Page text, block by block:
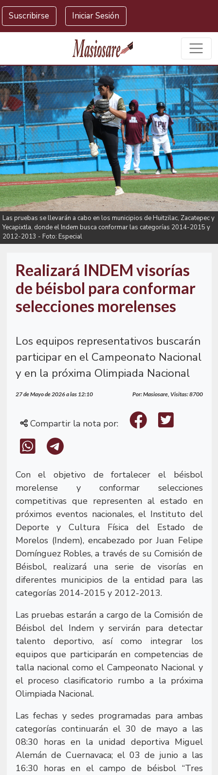
Masiosare agencia de noticias
Suscribirse Iniciar Sesión
Las pruebas se llevarán a cabo en los municipios de Huitzilac, Zacatepec y
Yecapixtla, donde el Indem busca conformar las categorías 2014-2015 y
2012-2013 - Foto: Especial
Realizará INDEM visorías
de béisbol para conformar
selecciones morelenses
Los equipos representativos buscarán
participar en el Campeonato Nacional
y en la próxima Olimpiada Nacional
27 de Mayo de 2026 a las 12:10 Por: Masiosare, Visitas: 8700
Compartir la nota por:
Con el objetivo de fortalecer el béisbol
morelense y conformar selecciones
competitivas que representen al estado en
próximos eventos nacionales, el Instituto del
Deporte y Cultura Física del Estado de
Morelos (Indem), encabezado por Juan Felipe
Domínguez Robles, a través de su Comisión de
Béisbol, realizará una serie de visorías en
diferentes municipios de la entidad para las
categorías 2014-2015 y 2012-2013.
Las pruebas estarán a cargo de la Comisión de
Béisbol del Indem y servirán para detectar
talento deportivo, así como integrar los
equipos que participarán en competencias de
talla nacional como el Campeonato Nacional y
el proceso clasificatorio rumbo a la próxima
Olimpiada Nacional.
Las fechas y sedes programadas para ambas
categorías continuarán el 30 de mayo a las
08:30 horas en la unidad deportiva Miguel
Alemán de Cuernavaca; el 03 de junio a las
16:30 horas en el campo de béisbol “Tres